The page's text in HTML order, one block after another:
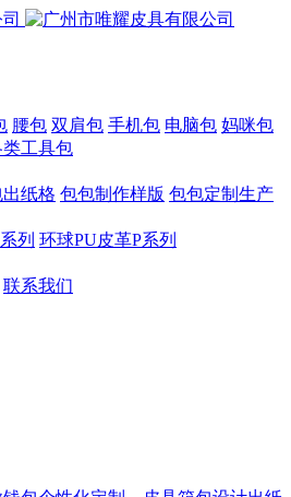
腰包 双肩包 手机包 电脑包 妈咪包
类工具包
纸格 包包制作样版 包包定制生产
列 环球PU皮革P系列
联系我们